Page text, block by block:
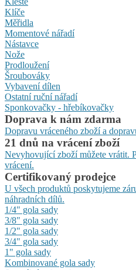
Klíče
Měřidla
Momentové nářadí
Nástavce
Nože
Prodloužení
Šroubováky
Vybavení dílen
Ostatní ruční nářadí
Sponkovačky - hřebíkovačky
Doprava k nám zdarma
Dopravu vráceného zboží a
21 dnů na vrácení zboží
Nevyhovující zboží můžete vrátit.
vrácení.
Certifikovaný prodejce
U všech produktů poskytujeme
náhradních dílů.
1/4" gola sady
3/8" gola sady
1/2" gola sady
3/4" gola sady
1" gola sady
Kombinované gola sady